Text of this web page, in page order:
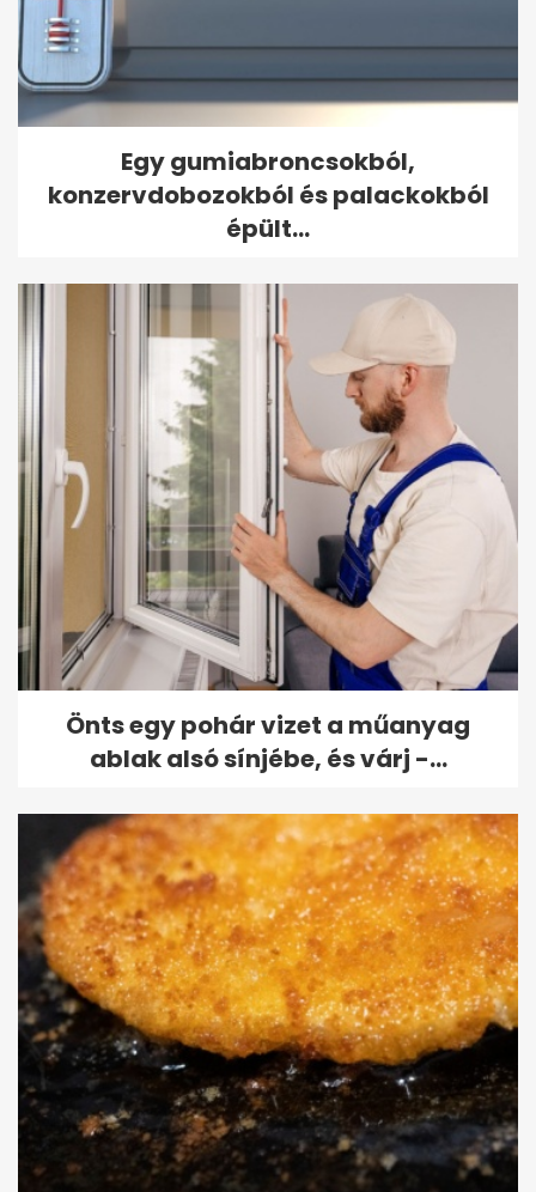
Egy gumiabroncsokból,
konzervdobozokból és palackokból
épült...
Önts egy pohár vizet a műanyag
ablak alsó sínjébe, és várj -...